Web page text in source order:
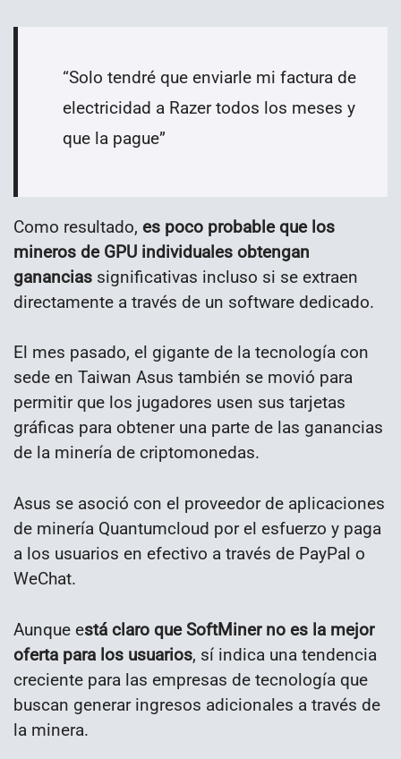
“Solo tendré que enviarle mi factura de
electricidad a Razer todos los meses y
que la pague”
Como resultado, es poco probable que los
mineros de GPU individuales obtengan
ganancias significativas incluso si se extraen
directamente a través de un software dedicado.
El mes pasado, el gigante de la tecnología con
sede en Taiwan Asus también se movió para
permitir que los jugadores usen sus tarjetas
gráficas para obtener una parte de las ganancias
de la minería de criptomonedas.
Asus se asoció con el proveedor de aplicaciones
de minería Quantumcloud por el esfuerzo y paga
a los usuarios en efectivo a través de PayPal o
WeChat.
Aunque está claro que SoftMiner no es la mejor
oferta para los usuarios, sí indica una tendencia
creciente para las empresas de tecnología que
buscan generar ingresos adicionales a través de
la minera.